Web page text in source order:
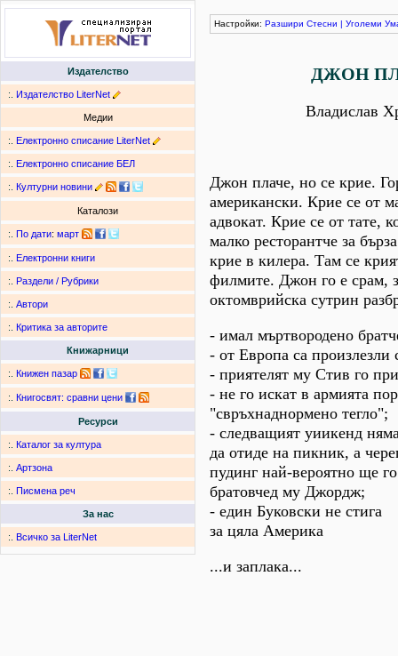
Издателство
:. Издателство LiterNet
Медии
:. Електронно списание LiterNet
:. Електронно списание БЕЛ
:. Културни новини
Каталози
:. По дати: март
:. Електронни книги
:. Раздели / Рубрики
:. Автори
:. Критика за авторите
Книжарници
:. Книжен пазар
:. Книгосвят: сравни цени
Ресурси
:. Каталог за култура
:. Артзона
:. Писмена реч
За нас
:. Всичко за LiterNet
Настройки: Разшири Стесни | Уголеми
ДЖОН
Владислав
Джон плаче, но се крие.
американски. Крие се от
адвокат. Крие се от тате,
малко ресторантче за
крие в килера. Там се
филмите. Джон го е срам,
октомврийска сутрин
- имал мъртвородено
- от Европа са произлезли
- приятелят му Стив го
- не го искат в армията
"свръхнаднормено тегло";
- следващият уиикенд
да отиде на пикник, а
пудинг най-вероятно ще
братовчед му Джордж;
- един Буковски не стига
за цяла Америка
...и заплака...